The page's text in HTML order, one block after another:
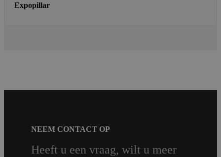
Expopillar
NEEM CONTACT OP
Heeft u een vraag, wilt u meer